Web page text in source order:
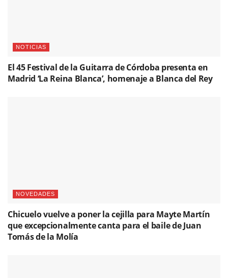
NOTICIAS
El 45 Festival de la Guitarra de Córdoba presenta en
Madrid ‘La Reina Blanca’, homenaje a Blanca del Rey
NOVEDADES
Chicuelo vuelve a poner la cejilla para Mayte Martín
que excepcionalmente canta para el baile de Juan
Tomás de la Molía